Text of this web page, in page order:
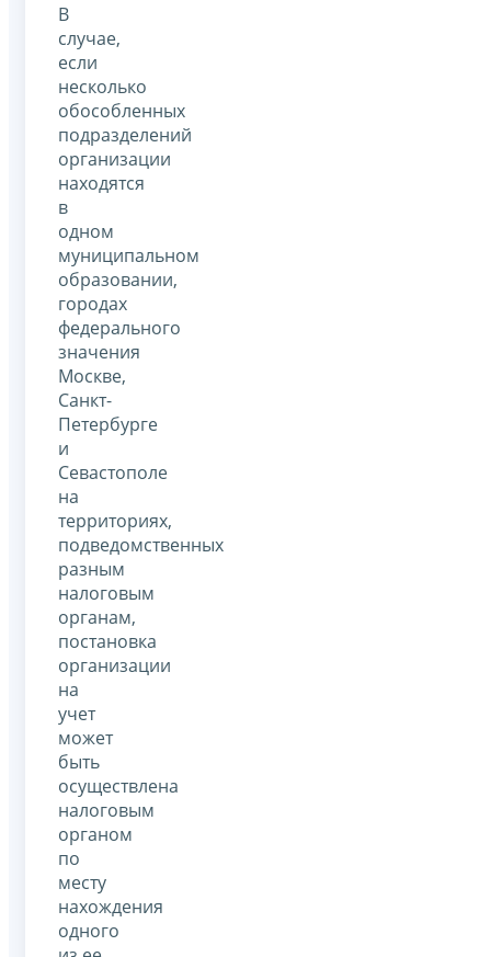
В
случае,
если
несколько
обособленных
подразделений
организации
находятся
в
одном
муниципальном
образовании,
городах
федерального
значения
Москве,
Санкт-
Петербурге
и
Севастополе
на
территориях,
подведомственных
разным
налоговым
органам,
постановка
организации
на
учет
может
быть
осуществлена
налоговым
органом
по
месту
нахождения
одного